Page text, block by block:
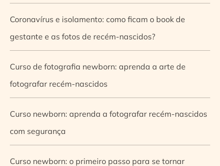
Coronavírus e isolamento: como ficam o book de
gestante e as fotos de recém-nascidos?
Curso de fotografia newborn: aprenda a arte de
fotografar recém-nascidos
Curso newborn: aprenda a fotografar recém-nascidos
com segurança
Curso newborn: o primeiro passo para se tornar